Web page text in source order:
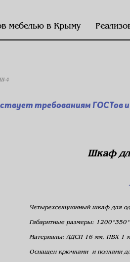
мебелью в Крыму
4
требованиям ГОСТов
Шкаф
Четырехсекционный шкаф для
Габаритные размеры:
Материалы: ЛДСП 16 мм, ПВХ 1
Оснащен крючками и полками